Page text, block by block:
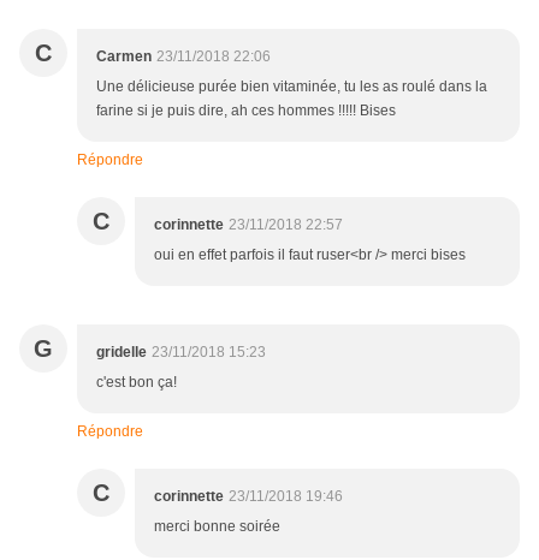
C Carmen 23/11/2018 22:06
Une délicieuse purée bien vitaminée, tu les as roulé dans la
farine si je puis dire, ah ces hommes !!!!! Bises
Répondre
C corinnette 23/11/2018 22:57
oui en effet parfois il faut ruser<br /> merci bises
G gridelle 23/11/2018 15:23
c'est bon ça!
Répondre
C corinnette 23/11/2018 19:46
merci bonne soirée